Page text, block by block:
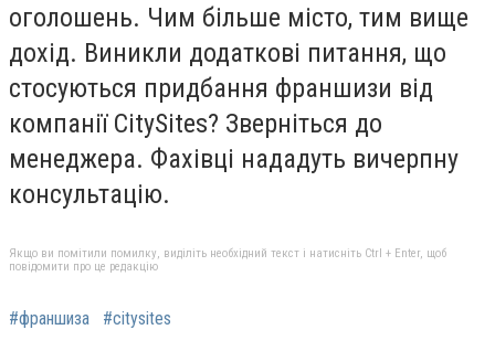
оголошень. Чим більше місто, тим вище
дохід. Виникли додаткові питання, що
стосуються придбання франшизи від
компанії CitySites? Зверніться до
менеджера. Фахівці нададуть вичерпну
консультацію.
Якщо ви помітили помилку, виділіть необхідний текст і натисніть Ctrl + Enter, щоб
повідомити про це редакцію
#франшиза #citysites